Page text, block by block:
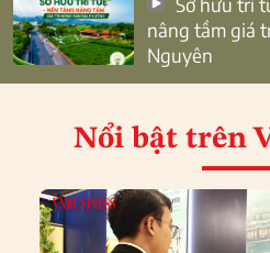
nâng tầm giá
Nguyên
Nổi bật trên